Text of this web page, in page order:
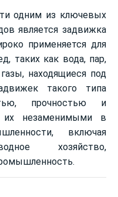
одним из ключевых
является задвижка
применяется для
таких как вода, пар,
находящиеся под
такого типа
прочностью и
их незаменимыми в
включая
хозяйство,